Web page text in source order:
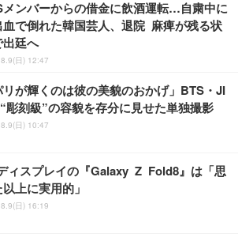
メンバーからの借金に飲酒運転…自粛中に
血で倒れた韓国芸人、退院 麻痺が残る状
出廷へ
日) 12:47
リが輝くのは彼の美貌のおかげ」BTS・JI
彫刻級”の容貌を存分に見せた単独撮影
日) 10:47
ィスプレイの『Galaxy Z Fold8』は「思
以上に実用的」
日) 16:19